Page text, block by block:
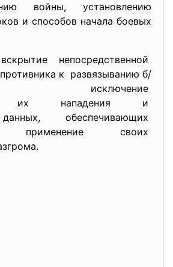
войны, установлению
и способов начала боевых
непосредственной
к развязыванию б/
исключение
их нападения и
обеспечивающих
применение своих